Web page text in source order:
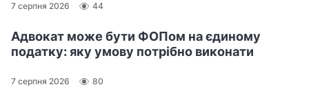
7 серпня 2026 44
Адвокат може бути ФОПом на єдиному
податку: яку умову потрібно виконати
7 серпня 2026 80